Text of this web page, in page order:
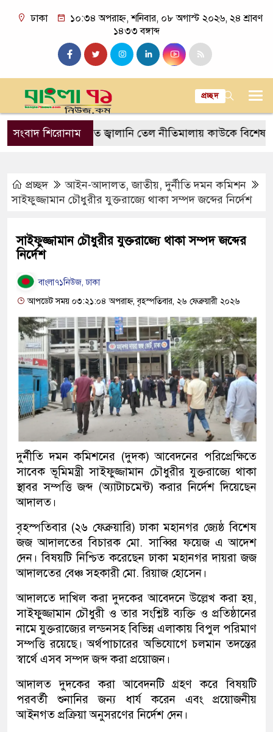
ঢাকা
১০:৩৪ অপরাহ্ন, শনিবার, ০৮ অগাস্ট ২০২৬, ২৪ শ্রাবণ
১৪৩৩ বঙ্গাব্দ
প্রচ্ছদ
সংবাদ শিরোনাম
প্রস্তাবিত জ্বালানি তেল নীতিমালায় কাউকে বিশেষ সুবিধা
প্রচ্ছদ আইন-আদালত,জাতীয়,দুর্নীতি দমন কমিশন
সাইফুজ্জামান চৌধুরীর যুক্তরাজ্যে থাকা সম্পদ জব্দের নির্দেশ
সাইফুজ্জামান চৌধুরীর যুক্তরাজ্যে থাকা সম্পদ জব্দের
নির্দেশ
বাংলা৭১নিউজ, ঢাকা
আপডেট সময় ০৩:২১:০৪ অপরাহ্ন, বৃহস্পতিবার, ২৬ ফেব্রুয়ারী ২০২৬
দুর্নীতি দমন কমিশনের (দুদক) আবেদনের পরিপ্রেক্ষিতে
সাবেক ভূমিমন্ত্রী সাইফুজ্জামান চৌধুরীর যুক্তরাজ্যে থাকা
স্থাবর সম্পত্তি জব্দ (অ্যাটাচমেন্ট) করার নির্দেশ দিয়েছেন
আদালত।
বৃহস্পতিবার (২৬ ফেব্রুয়ারি) ঢাকা মহানগর জ্যেষ্ঠ বিশেষ
জজ আদালতের বিচারক মো. সাব্বির ফয়েজ এ আদেশ
দেন। বিষয়টি নিশ্চিত করেছেন ঢাকা মহানগর দায়রা জজ
আদালতের বেঞ্চ সহকারী মো. রিয়াজ হোসেন।
আদালতে দাখিল করা দুদকের আবেদনে উল্লেখ করা হয়,
সাইফুজ্জামান চৌধুরী ও তার সংশ্লিষ্ট ব্যক্তি ও প্রতিষ্ঠানের
নামে যুক্তরাজ্যের লন্ডনসহ বিভিন্ন এলাকায় বিপুল পরিমাণ
সম্পত্তি রয়েছে। অর্থপাচারের অভিযোগে চলমান তদন্তের
স্বার্থে এসব সম্পদ জব্দ করা প্রয়োজন।
আদালত দুদকের করা আবেদনটি গ্রহণ করে বিষয়টি
পরবর্তী শুনানির জন্য ধার্য করেন এবং প্রয়োজনীয়
আইনগত প্রক্রিয়া অনুসরণের নির্দেশ দেন।